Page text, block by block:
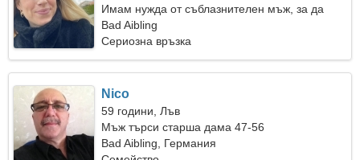
Имам нужда от съблазнителен мъж, за да
готвя заедно
Bad Aibling
Сериозна връзка
Nico
59 години, Лъв
Мъж търси старша дама 47-56
Bad Aibling, Германия